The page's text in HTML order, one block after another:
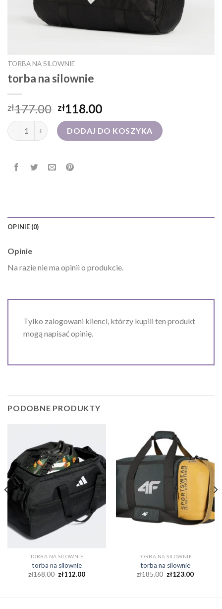
TORBA NA SILOWNIE
torba na silownie
zł177.00 zł118.00
ilość torba na silownieDODAJ DO KOSZYKA
OPINIE (0)
Opinie
Na razie nie ma opinii o produkcie.
Tylko zalogowani klienci, którzy kupili ten produkt
mogą napisać opinię.
PODOBNE PRODUKTY
TORBA NA SILOWNIE
torba na silownie
zł168.00 zł112.00
TORBA NA SILOWNIE
torba na silownie
zł185.00 zł123.00